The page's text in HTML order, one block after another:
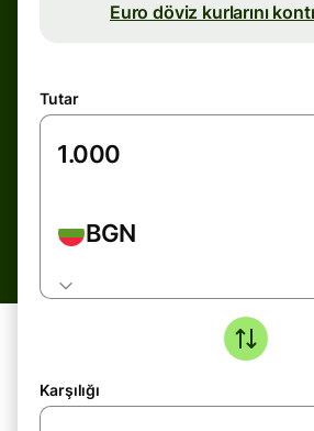
Euro döviz kurlarını
Tutar
BGN
Karşılığı